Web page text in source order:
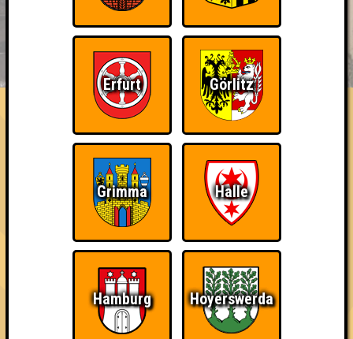
HIGHSCORE RESERVIERUNG
FAQ ÜBER UNS
QUIZLABOR Dresden #134
Die (Schaum)krone des Wissens · 17.06.2026 · Citybeach
Angemeldete Teams
Erfurt Görlitz
Grimma Halle
Hamburg Hoyerswerda